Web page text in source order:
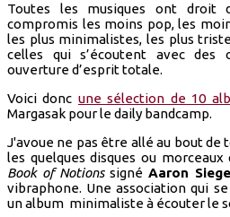
Toutes les musiques ont droit
compromis les moins pop, les
les plus minimalistes, les plus
celles qui s’écoutent avec des
ouverture d’esprit totale.
Voici donc une sélection de 10
Margasak pour le daily bandcamp.
J'avoue ne pas être allé au bout de
les quelques disques ou
Book of Notionssigné Aaron
vibraphone. Une association qui
un album minimaliste à écouter le